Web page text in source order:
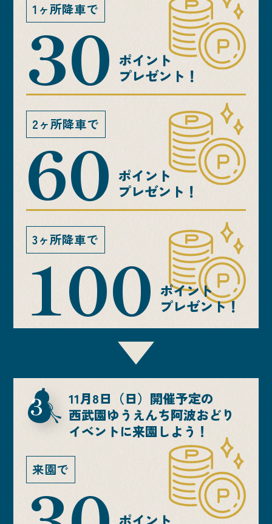
1ヶ所降車で
30 ポイント
プレゼント！
2ヶ所降車で
60 ポイント
プレゼント！
3ヶ所降車で
100 ポイント
プレゼント！
3
11月8日（日）開催予定の
西武園ゆうえんち阿波おどり
イベントに来園しよう！
来園で
ポイント